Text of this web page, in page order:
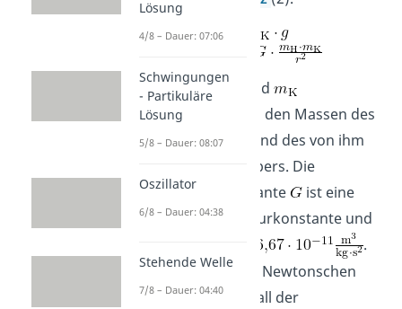
Die Massen
und
entsprechen dabei den Massen des
Himmelskörpers und des von ihm
angezogenen Körpers. Die
Gravitationskonstante
ist eine
fundamentale Naturkonstante und
.
Da die Kraft
des Newtonschen
Gesetzes in dem Fall der
Lösung
4/8 – Dauer: 07:06
Schwingungen
- Partikuläre
Lösung
5/8 – Dauer: 08:07
Oszillator
6/8 – Dauer: 04:38
Stehende Welle
7/8 – Dauer: 04:40